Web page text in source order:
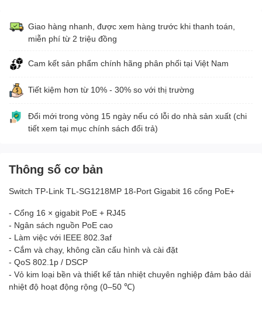
Giao hàng nhanh, được xem hàng trước khi thanh toán,
miễn phí từ 2 triệu đồng
Cam kết sản phẩm chính hãng phân phối tại Việt Nam
Tiết kiệm hơn từ 10% - 30% so với thị trường
Đổi mới trong vòng 15 ngày nếu có lỗi do nhà sản xuất (chi
tiết xem tại mục chính sách đổi trả)
Thông số cơ bản
Switch TP-Link TL-SG1218MP 18-Port Gigabit 16 cổng PoE+
- Cổng 16 × gigabit PoE + RJ45
- Ngân sách nguồn PoE cao
- Làm việc với IEEE 802.3af
- Cắm và chạy, không cần cấu hình và cài đặt
- QoS 802.1p / DSCP
- Vỏ kim loại bền và thiết kế tản nhiệt chuyên nghiệp đảm bảo dải
nhiệt độ hoạt động rộng (0–50 ℃)